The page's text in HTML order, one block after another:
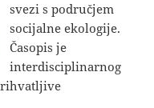
svezi s područjem
socijalne ekologije.
Časopis je
interdisciplinarnog